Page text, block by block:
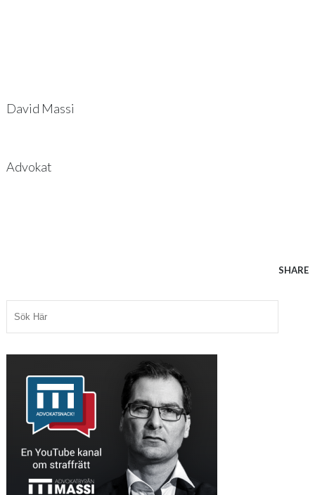
David Massi
Advokat
SHARE